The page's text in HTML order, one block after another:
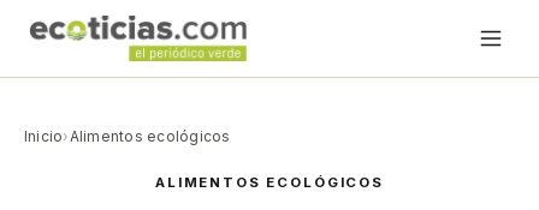
Inicio›Alimentos ecológicos
ALIMENTOS ECOLÓGICOS